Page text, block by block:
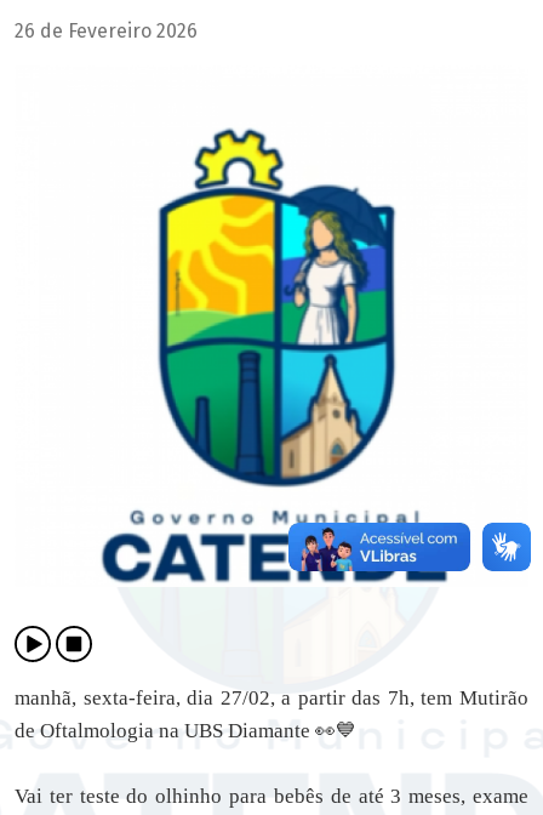
26 de Fevereiro 2026
manhã, sexta-feira, dia 27/02, a partir das 7h, tem Mutirão
de Oftalmologia na UBS Diamante 👀💙
Vai ter teste do olhinho para bebês de até 3 meses, exame